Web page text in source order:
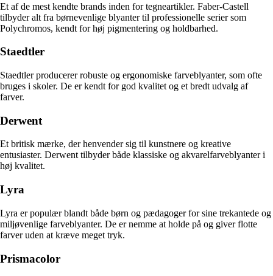
Et af de mest kendte brands inden for tegneartikler. Faber-Castell
tilbyder alt fra børnevenlige blyanter til professionelle serier som
Polychromos, kendt for høj pigmentering og holdbarhed.
Staedtler
Staedtler producerer robuste og ergonomiske farveblyanter, som ofte
bruges i skoler. De er kendt for god kvalitet og et bredt udvalg af
farver.
Derwent
Et britisk mærke, der henvender sig til kunstnere og kreative
entusiaster. Derwent tilbyder både klassiske og akvarelfarveblyanter i
høj kvalitet.
Lyra
Lyra er populær blandt både børn og pædagoger for sine trekantede og
miljøvenlige farveblyanter. De er nemme at holde på og giver flotte
farver uden at kræve meget tryk.
Prismacolor